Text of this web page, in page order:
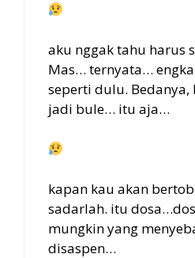
aku nggak tahu harus
Mas… ternyata…
seperti dulu.
jadi bule… itu aja…
kapan kau akan
sadarlah. itu
mungkin yang
disaspen…